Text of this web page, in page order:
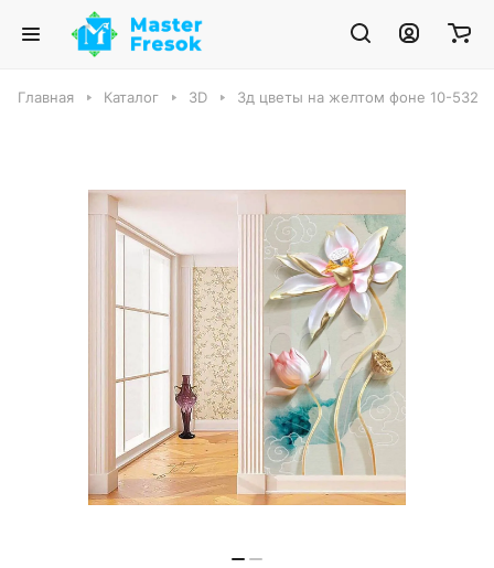
Главная Каталог 3D 3д цветы на желтом фоне 10-532